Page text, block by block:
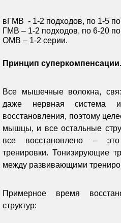
вГМВ - 1-2 подходов, по 1-5
ГМВ – 1-2 подходов, по 6-20
ОМВ – 1-2 серии.
Принцип суперкомпенсации.
Все мышечные волокна,
даже нервная система
восстановления, поэтому
мышцы, и все остальные
все восстановлено –
тренировки. Тонизирующие
между развивающими
Примерное время
структур: